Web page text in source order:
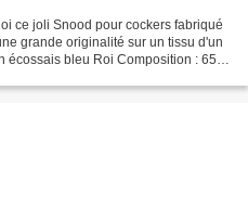
ce joli Snood pour cockers fabriqué
grande originalité sur un tissu d'un
bleu Roi Composition : 65%